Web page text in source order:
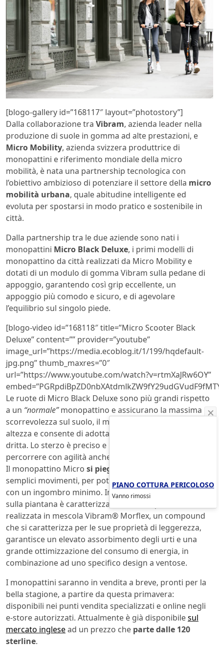
[blogo-gallery id=”168117″ layout=”photostory”]
Dalla collaborazione tra Vibram, azienda leader nella
produzione di suole in gomma ad alte prestazioni, e
Micro Mobility, azienda svizzera produttrice di
monopattini e riferimento mondiale della micro
mobilità, è nata una partnership tecnologica con
l’obiettivo ambizioso di potenziare il settore della micro
mobilità urbana, quale abitudine intelligente ed
evoluta per spostarsi in modo pratico e sostenibile in
città.
Dalla partnership tra le due aziende sono nati i
monopattini Micro Black Deluxe, i primi modelli di
monopattino da città realizzati da Micro Mobility e
dotati di un modulo di gomma Vibram sulla pedane di
appoggio, garantendo così grip eccellente, un
appoggio più comodo e sicuro, e di agevolare
l’equilibrio sul singolo piede.
[blogo-video id=”168118″ title=”Micro Scooter Black
Deluxe” content=”” provider=”youtube”
image_url=”https://media.ecoblog.it/1/199/hqdefault-
jpg.png” thumb_maxres=”0″
url=”https://www.youtube.com/watch?v=rtmXaJRw6OY”
Le ruote di Micro Black Deluxe sono più grandi rispetto
a un “normale”monopattino e assicurano la massima
scorrevolezza sul suolo, il manubrio è regolabile in
altezza e consente di adottare una postura comoda e
dritta. Lo sterzo è preciso e molto reattivo, per poter
percorrere con agilità anche tratti leggermente affollati.
Il monopattino Micro si piega facilmente
semplici movimenti, per poterlo portare dappertutto
con un ingombro minimo. Inoltre la gomma installata
sulla piantana è caratterizzata dalle alte prestazioni:
realizzata in mescola Vibram® Morflex, un compound
che si caratterizza per le sue proprietà di leggerezza,
garantisce un elevato assorbimento degli urti e una
grande ottimizzazione del consumo di energia, in
combinazione ad uno specifico design a ventose.
I monopattini saranno in vendita a breve, pronti per la
bella stagione, a partire da questa primavera:
disponibili nei punti vendita specializzati e online negli
e-store autorizzati. Attualmente è già disponibilesul
mercato inglesead un prezzo che parte dalle 120
sterline.
PIANO COTTURA PERICOLOSO
Vanno rimossi